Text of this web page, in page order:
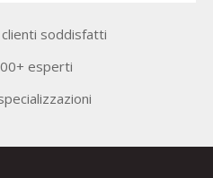
soddisfatti
esperti